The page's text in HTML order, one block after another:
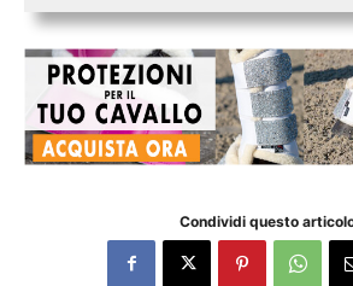
Condividi questo